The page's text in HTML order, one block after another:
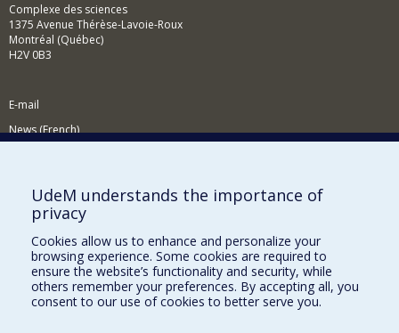
Complexe des sciences
1375 Avenue Thérèse-Lavoie-Roux
Montréal (Québec)
H2V 0B3
E-mail
News (French)
Supporting the Department
NEED HELP?
Site map
Report a problem
Accessibility
UdeM understands the importance of
privacy
Cookies allow us to enhance and personalize your
browsing experience. Some cookies are required to
ensure the website’s functionality and security, while
others remember your preferences. By accepting all, you
consent to our use of cookies to better serve you.